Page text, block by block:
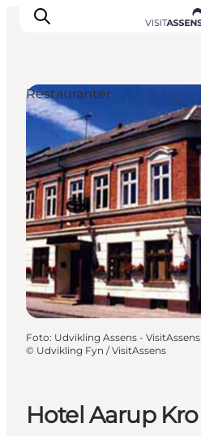
Overnatning
Oplevelser
Spis & drik
Det sker
Åbningstider
Hotel Aarup Kro
Restauranter
Foto: Udvikling Assens - VisitAssens
© Udvikling Fyn / VisitAssens